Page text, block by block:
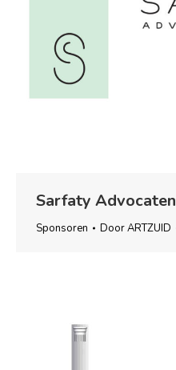
Sarfaty Advocaten
Sponsoren DoorARTZUID